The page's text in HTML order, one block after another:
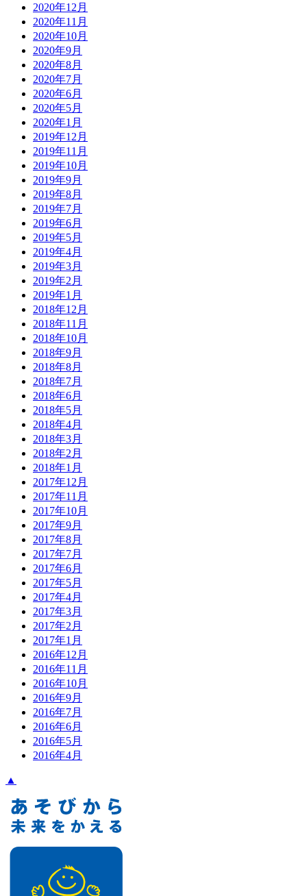
2020年12月
2020年11月
2020年10月
2020年9月
2020年8月
2020年7月
2020年6月
2020年5月
2020年1月
2019年12月
2019年11月
2019年10月
2019年9月
2019年8月
2019年7月
2019年6月
2019年5月
2019年4月
2019年3月
2019年2月
2019年1月
2018年12月
2018年11月
2018年10月
2018年9月
2018年8月
2018年7月
2018年6月
2018年5月
2018年4月
2018年3月
2018年2月
2018年1月
2017年12月
2017年11月
2017年10月
2017年9月
2017年8月
2017年7月
2017年6月
2017年5月
2017年4月
2017年3月
2017年2月
2017年1月
2016年12月
2016年11月
2016年10月
2016年9月
2016年7月
2016年6月
2016年5月
2016年4月
▲